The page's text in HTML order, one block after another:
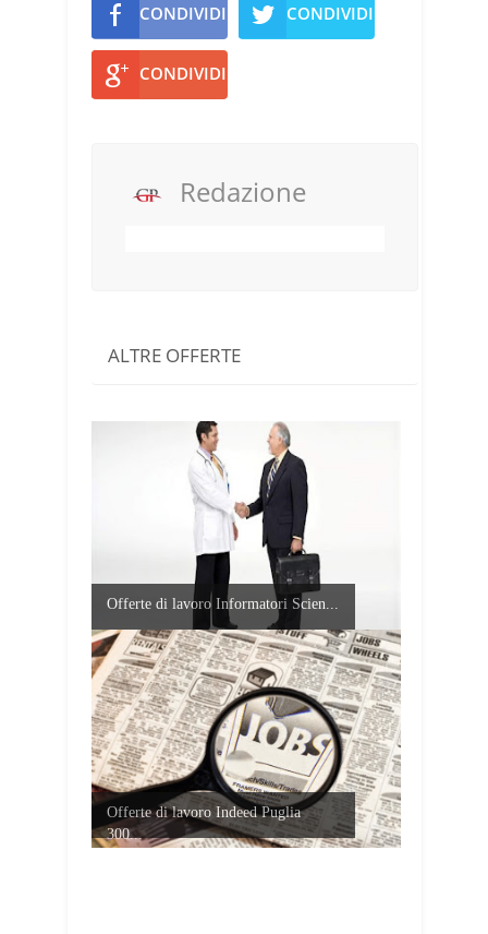
CONDIVIDI CONDIVIDI
CONDIVIDI
Redazione
ALTRE OFFERTE
Offerte di lavoro Informatori Scien...
Offerte di lavoro Indeed Puglia
300...